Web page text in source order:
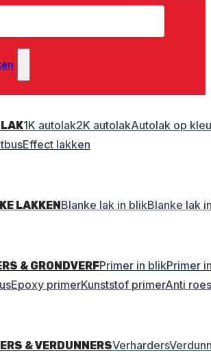
1K autolak2K autolakAutolak op
Effect lakken
LAKKENBlanke lak in blikBlanke lak
& GRONDVERFPrimer in blikPrimer
Epoxy primerKunststof primerAnti
& VERDUNNERSVerharders